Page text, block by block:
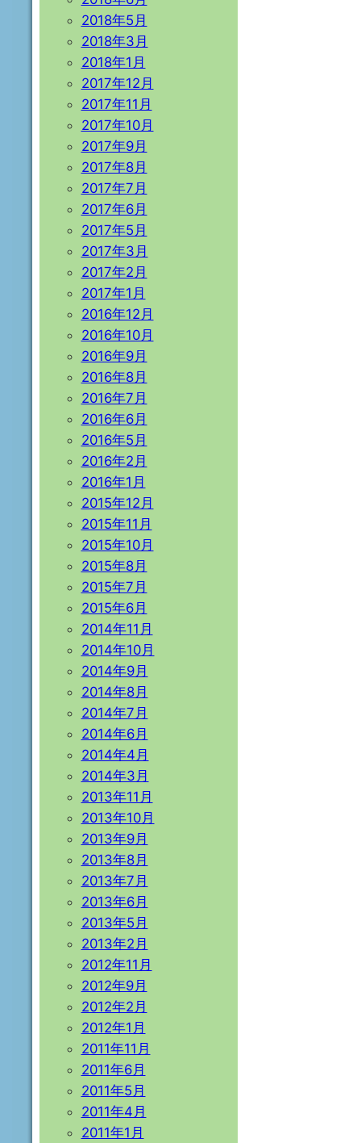
2018年5月
2018年3月
2018年1月
2017年12月
2017年11月
2017年10月
2017年9月
2017年8月
2017年7月
2017年6月
2017年5月
2017年3月
2017年2月
2017年1月
2016年12月
2016年10月
2016年9月
2016年8月
2016年7月
2016年6月
2016年5月
2016年2月
2016年1月
2015年12月
2015年11月
2015年10月
2015年8月
2015年7月
2015年6月
2014年11月
2014年10月
2014年9月
2014年8月
2014年7月
2014年6月
2014年4月
2014年3月
2013年11月
2013年10月
2013年9月
2013年8月
2013年7月
2013年6月
2013年5月
2013年2月
2012年11月
2012年9月
2012年2月
2012年1月
2011年11月
2011年6月
2011年5月
2011年4月
2011年1月